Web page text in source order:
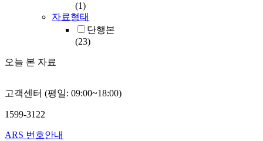
(1)
자료형태
단행본
(23)
오늘 본 자료
고객센터 (평일: 09:00~18:00)
1599-3122
ARS 번호안내